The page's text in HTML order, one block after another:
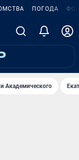
ПОГОДА
Академического